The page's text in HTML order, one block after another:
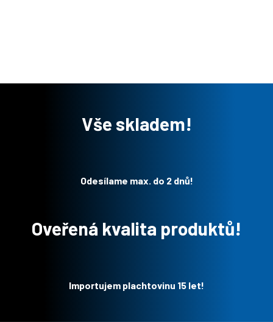
Vše skladem!
Odesílame max. do 2 dnů!
Oveřená kvalita produktů!
Importujem plachtovinu 15 let!